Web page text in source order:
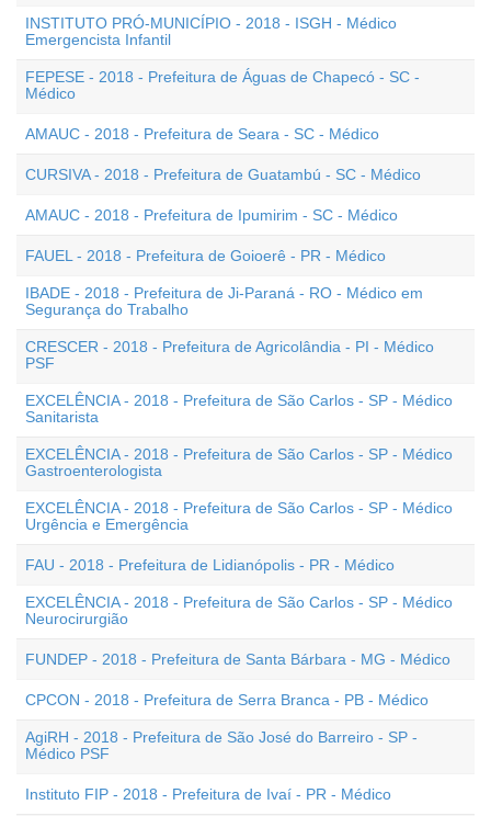
INSTITUTO PRÓ-MUNICÍPIO - 2018 - ISGH - Médico
Emergencista Infantil
FEPESE - 2018 - Prefeitura de Águas de Chapecó - SC -
Médico
AMAUC - 2018 - Prefeitura de Seara - SC - Médico
CURSIVA - 2018 - Prefeitura de Guatambú - SC - Médico
AMAUC - 2018 - Prefeitura de Ipumirim - SC - Médico
FAUEL - 2018 - Prefeitura de Goioerê - PR - Médico
IBADE - 2018 - Prefeitura de Ji-Paraná - RO - Médico em
Segurança do Trabalho
CRESCER - 2018 - Prefeitura de Agricolândia - PI - Médico
PSF
EXCELÊNCIA - 2018 - Prefeitura de São Carlos - SP - Médico
Sanitarista
EXCELÊNCIA - 2018 - Prefeitura de São Carlos - SP - Médico
Gastroenterologista
EXCELÊNCIA - 2018 - Prefeitura de São Carlos - SP - Médico
Urgência e Emergência
FAU - 2018 - Prefeitura de Lidianópolis - PR - Médico
EXCELÊNCIA - 2018 - Prefeitura de São Carlos - SP - Médico
Neurocirurgião
FUNDEP - 2018 - Prefeitura de Santa Bárbara - MG - Médico
CPCON - 2018 - Prefeitura de Serra Branca - PB - Médico
AgiRH - 2018 - Prefeitura de São José do Barreiro - SP -
Médico PSF
Instituto FIP - 2018 - Prefeitura de Ivaí - PR - Médico